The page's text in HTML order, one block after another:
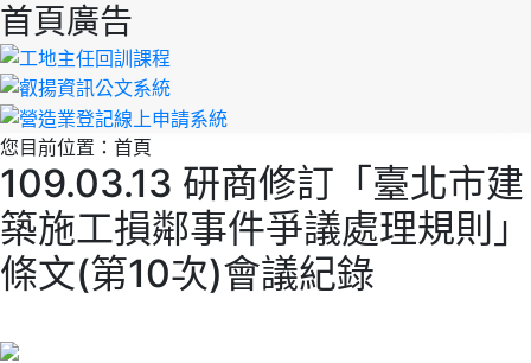
首頁廣告
您目前位置： 首頁
109.03.13 研商修訂「臺北市建
築施工損鄰事件爭議處理規則」
條文(第10次)會議紀錄